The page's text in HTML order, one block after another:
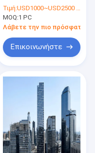
κτιρίων
προκατασκεύασαν
το εμπορικό σχέδιο
οικοδόμησης
Τιμή:USD1000~USD2500 per ton
MOQ:1 PC
Λάβετε την πιο πρόσφατη
Επικοινωνήστε